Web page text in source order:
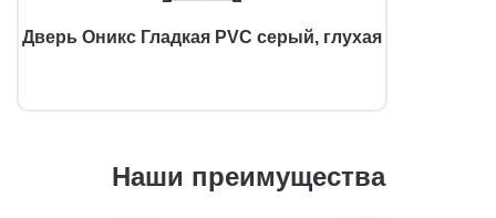
Дверь Оникс Гладкая PVC серый, глухая
Наши преимущества